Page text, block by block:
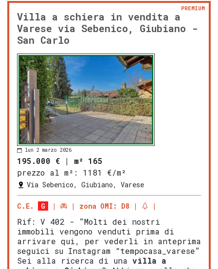
Villa a schiera in vendita a
Varese via Sebenico, Giubiano -
San Carlo
PREMIUM
lun 2 marzo 2026
195.000 € | m² 165
prezzo al m²:
1181 €/m²
Via Sebenico, Giubiano, Varese
C.E. G zona OMI: D8
Rif: V 402 - ”Molti dei nostri
immobili vengono venduti prima di
arrivare qui, per vederli in anteprima
seguici su Instagram “tempocasa_varese”
Sei alla ricerca di una villa a